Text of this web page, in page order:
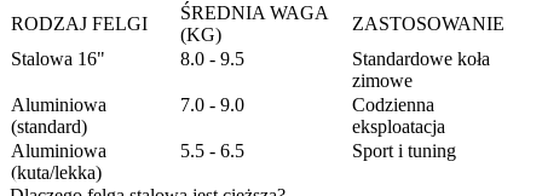
RODZAJ FELGI
ŚREDNIA WAGA
(KG)
ZASTOSOWANIE
Stalowa 16"
8.0 - 9.5
Standardowe koła
zimowe
Aluminiowa
(standard)
7.0 - 9.0
Codzienna
eksploatacja
Aluminiowa
(kuta/lekka)
5.5 - 6.5 Sport i tuning